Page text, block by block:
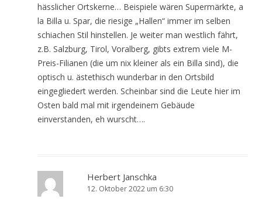
hässlicher Ortskerne… Beispiele wären Supermärkte, a
la Billa u. Spar, die riesige „Hallen“ immer im selben
schiachen Stil hinstellen. Je weiter man westlich fährt,
z.B. Salzburg, Tirol, Voralberg, gibts extrem viele M-
Preis-Filianen (die um nix kleiner als ein Billa sind), die
optisch u. ästethisch wunderbar in den Ortsbild
eingegliedert werden. Scheinbar sind die Leute hier im
Osten bald mal mit irgendeinem Gebäude
einverstanden, eh wurscht….
Herbert Janschka
12. Oktober 2022 um 6:30